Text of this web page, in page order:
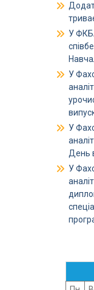
У
У
У
День
У